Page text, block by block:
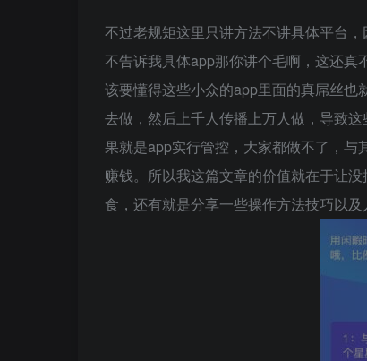
不过老规矩这里只讲方法不讲具体平台
不告诉我具体app那你讲个毛啊，这还
该要懂得这些小众的app里面的真屌丝也
去做，然后上千人传播上万人做，导致
果就是app实行管控，大家都做不了，与
赚钱。所以我这篇文章的价值就在于让
食，还有就是分享一些操作方法技巧以及